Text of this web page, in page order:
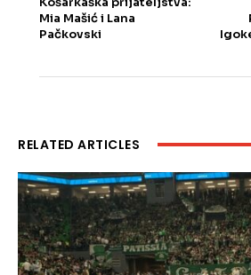
Mia Mašić i Lana
Pačkovski
RELATED ARTICLES